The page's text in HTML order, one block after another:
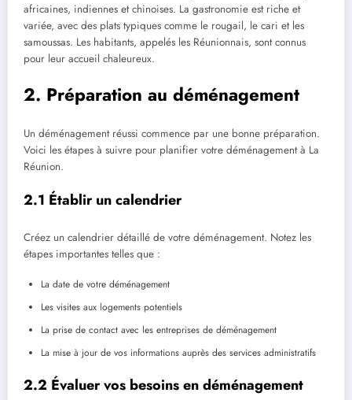
africaines, indiennes et chinoises. La gastronomie est riche et
variée, avec des plats typiques comme le rougail, le cari et les
samoussas. Les habitants, appelés les Réunionnais, sont connus
pour leur accueil chaleureux.
2. Préparation au déménagement
Un déménagement réussi commence par une bonne préparation.
Voici les étapes à suivre pour planifier votre déménagement à La
Réunion.
2.1 Établir un calendrier
Créez un calendrier détaillé de votre déménagement. Notez les
étapes importantes telles que :
La date de votre déménagement
Les visites aux logements potentiels
La prise de contact avec les entreprises de déménagement
La mise à jour de vos informations auprès des services administratifs
2.2 Évaluer vos besoins en déménagement